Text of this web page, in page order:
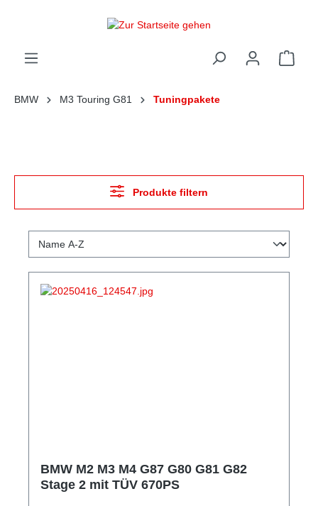
BMW M3 Touring G81 Tuningpakete
Produkte filtern
BMW M2 M3 M4 G87 G80 G81 G82
Stage 2 mit TÜV 670PS